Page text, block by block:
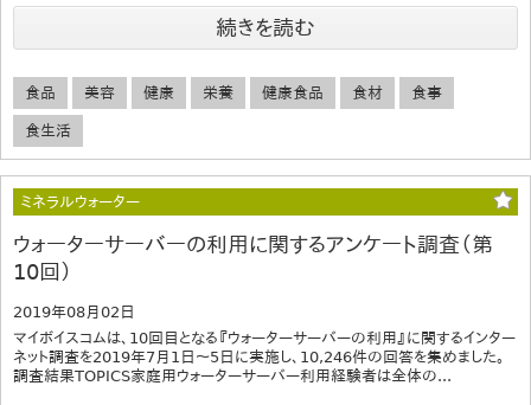
続きを読む
食品 美容 健康 栄養 健康食品 食材 食事
食生活
ミネラルウォーター
ウォーターサーバーの利用に関するアンケート調査（第
10回）
2019年08月02日
マイボイスコムは、10回目となる『ウォーターサーバーの利用』に関するインター
ネット調査を2019年7月1日～5日に実施し、10,246件の回答を集めました。
調査結果TOPICS家庭用ウォーターサーバー利用経験者は全体の...